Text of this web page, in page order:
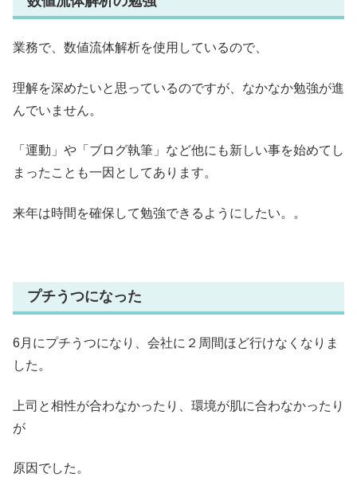
業務で、数値流体解析を使用しているので、
理解を深めたいと思っているのですが、なかなか勉強が進
んでいません。
「運動」や「ブログ執筆」など他にも新しい事を始めてし
まったことも一因としてあります。
来年は時間を確保して勉強できるようにしたい。。
プチうつになった
6月にプチうつになり、会社に２周間ほど行けなくなりま
した。
上司と相性が合わなかったり、環境が肌に合わなかったり
が
原因でした。